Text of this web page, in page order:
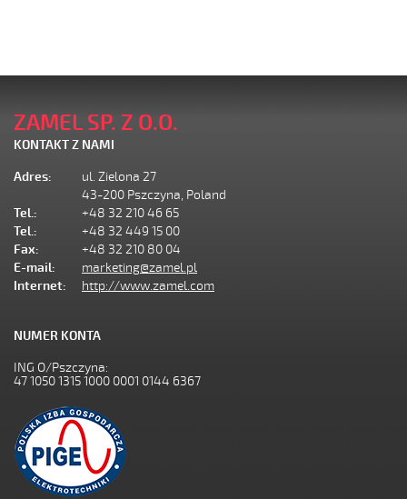
ZAMEL SP. Z O.O.
KONTAKT Z NAMI
Adres:
ul. Zielona 27
43-200 Pszczyna, Poland
Tel.:
+48 32 210 46 65
Tel.:
+48 32 449 15 00
Fax:
+48 32 210 80 04
E-mail:
marketing@zamel.pl
Internet:
http://www.zamel.com
NUMER KONTA
ING O/Pszczyna:
47 1050 1315 1000 0001 0144 6367